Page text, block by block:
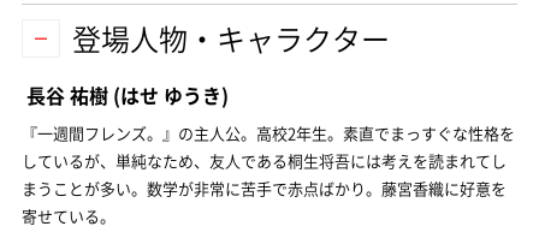
登場人物・キャラクター
長谷 祐樹 (はせ ゆうき)
『一週間フレンズ。』の主人公。高校2年生。素直でまっすぐな性格を
しているが、単純なため、友人である桐生将吾には考えを読まれてし
まうことが多い。数学が非常に苦手で赤点ばかり。藤宮香織に好意を
寄せている。